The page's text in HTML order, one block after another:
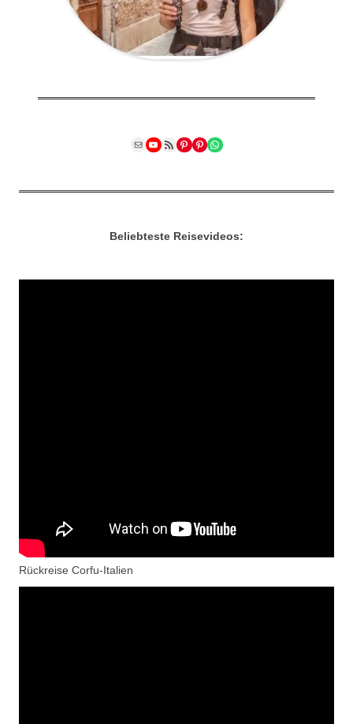
MailYouTube
RSS FeedPinterest
Pinterest
WhatsApp
Beliebteste Reisevideos:
Rückreise Corfu-Italien